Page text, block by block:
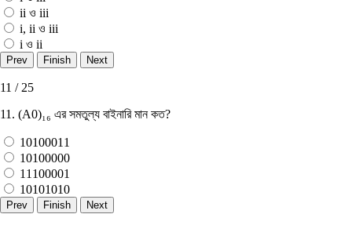
ii ও iii
i, ii ও iii
i ও ii
11 / 25
11. (A0)₁₆ এর সমতুল্য বাইনারি মান কত?
10100011
10100000
11100001
10101010